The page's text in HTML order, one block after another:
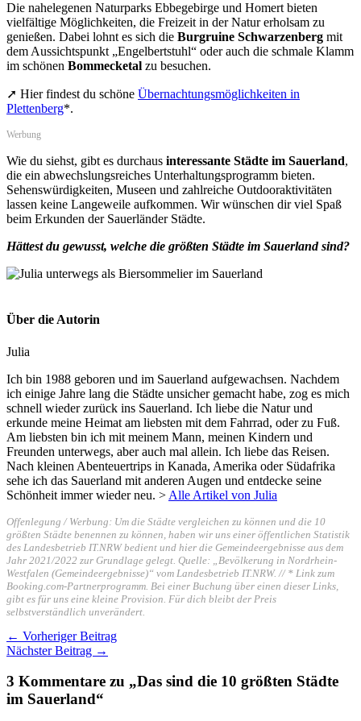
Die nahelegenen Naturparks Ebbegebirge und Homert bieten
vielfältige Möglichkeiten, die Freizeit in der Natur erholsam zu
genießen. Dabei lohnt es sich die Burgruine Schwarzenberg mit
dem Aussichtspunkt „Engelbertstuhl“ oder auch die schmale Klamm
im schönen Bommecketal zu besuchen.
➚ Hier findest du schöne Übernachtungsmöglichkeiten in
Plettenberg*.
Werbung
Wie du siehst, gibt es durchaus interessante Städte im Sauerland,
die ein abwechslungsreiches Unterhaltungsprogramm bieten.
Sehenswürdigkeiten, Museen und zahlreiche Outdooraktivitäten
lassen keine Langeweile aufkommen. Wir wünschen dir viel Spaß
beim Erkunden der Sauerländer Städte.
Hättest du gewusst, welche die größten Städte im Sauerland sind?
Über die Autorin
Julia
Ich bin 1988 geboren und im Sauerland aufgewachsen. Nachdem
ich einige Jahre lang die Städte unsicher gemacht habe, zog es mich
schnell wieder zurück ins Sauerland. Ich liebe die Natur und
erkunde meine Heimat am liebsten mit dem Fahrrad, oder zu Fuß.
Am liebsten bin ich mit meinem Mann, meinen Kindern und
Freunden unterwegs, aber auch mal allein. Ich liebe das Reisen.
Nach kleinen Abenteuertrips in Kanada, Amerika oder Südafrika
sehe ich das Sauerland mit anderen Augen und entdecke seine
Schönheit immer wieder neu. > Alle Artikel von Julia
Offenlegung / Werbung: Um die Städte vergleichen zu können und die 10
größten Städte benennen zu können, haben wir uns einer öffentlichen Statistik
des Landesbetrieb IT.NRW bedient und hier die Gemeindeergebnisse aus dem
Jahr 2021/2022 zur Grundlage gelegt. Quelle: „Bevölkerung in Nordrhein-
Westfalen (Gemeindeergebnisse)“ vom Landesbetrieb IT.NRW. // * Link zum
Booking.com-Partnerprogramm. Bei einer Buchung über einen dieser Links,
gibt es für uns eine kleine Provision. Für dich bleibt der Preis
selbstverständlich unverändert.
← Vorheriger Beitrag
Nächster Beitrag →
3 Kommentare zu „Das sind die 10 größten Städte
im Sauerland“